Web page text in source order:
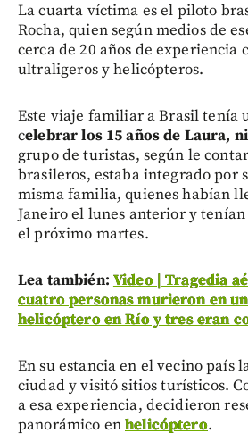
La cuarta víctima es el piloto
Rocha, quien según medios de
cerca de 20 años de experiencia
ultraligeros y helicópteros.
Este viaje familiar a Brasil tenía
celebrar los 15 años de Laura,
grupo de turistas, según le
brasileros, estaba integrado por
misma familia, quienes habían
Janeiro el lunes anterior y
el próximo martes.
Lea también: Video | Tragedia
cuatro personas murieron en
helicóptero en Río y tres eran
En su estancia en el vecino país
ciudad y visitó sitios turísticos.
a esa experiencia, decidieron
panorámico enhelicóptero.